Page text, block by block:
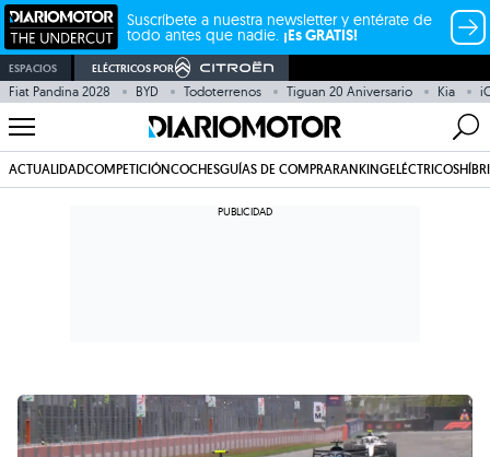
Suscríbete a nuestra newsletter y entérate de
todo antes que nadie. ¡Es GRATIS!
ESPACIOS ELÉCTRICOS POR
Fiat Pandina 2028 BYD Todoterrenos Tiguan 20 Aniversario Kia
ACTUALIDADCOMPETICIÓNCOCHESGUÍAS DE COMPRARANKINGELÉCTRICOS